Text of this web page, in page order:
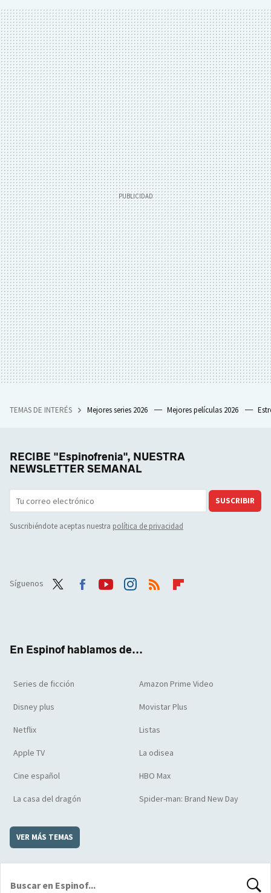
TEMAS DE INTERÉS Mejores series 2026 Mejores películas 2026
RECIBE "Espinofrenia", NUESTRA
NEWSLETTER SEMANAL
SUSCRIBIR
Suscribiéndote aceptas nuestra política de privacidad
Síguenos
En Espinof hablamos de...
Series de ficción Amazon Prime Video
Disney plus Movistar Plus
Netflix Listas
Apple TV La odisea
Cine español HBO Max
La casa del dragón Spider-man: Brand New Day
VER MÁS TEMAS